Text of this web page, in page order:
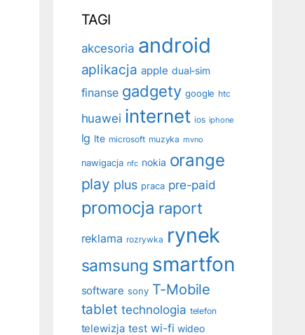
TAGI
akcesoria android
aplikacja apple dual-sim
finanse gadgety google htc
huawei internet ios iphone
lg lte microsoft muzyka mvno
nawigacja nfc nokia orange
play plus praca pre-paid
promocja raport
reklama rozrywka rynek
samsung smartfon
software sony T-Mobile
tablet technologia telefon
telewizja test wi-fi wideo